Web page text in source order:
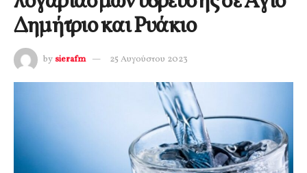
Δημήτριο και Ρυάκιο
by sierafm 25 Αυγούστου 2023